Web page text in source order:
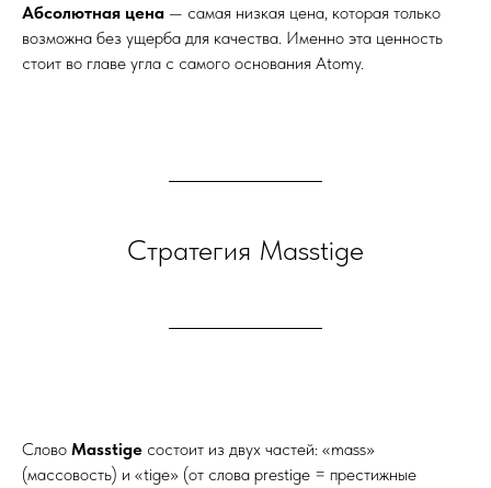
Абсолютная цена — самая низкая цена, которая только
возможна без ущерба для качества. Именно эта ценность
стоит во главе угла с самого основания Atomy.
Стратегия Masstige
Слово Masstige состоит из двух частей: «mass»
(массовость) и «tige» (от слова prestige = престижные